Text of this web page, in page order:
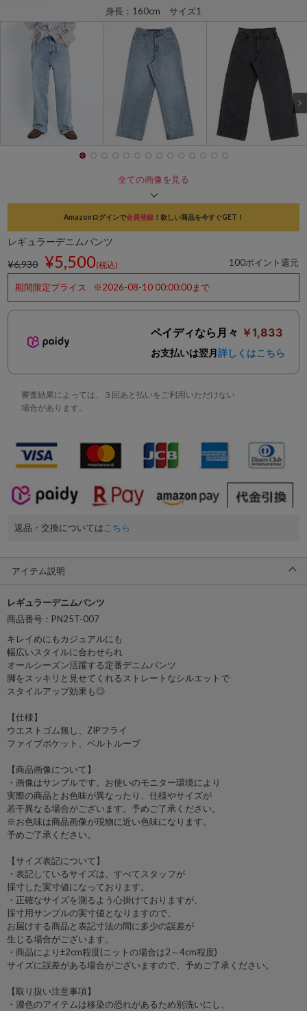
身長：160cm サイズ1
全ての画像を見る
Amazonログインで会員登録！欲しい商品を今すぐGET！
レギュラーデニムパンツ
¥6,930
¥5,500(税込) 100ポイント還元
期間限定プライス ※2026-08-10 00:00:00まで
ペイディなら月々 ￥1,833
お支払いは翌月 詳しくはこちら
審査結果によっては、３回あと払いをご利用いただけない
場合があります。
返品・交換についてはこちら
アイテム説明
レギュラーデニムパンツ
商品番号：PN25T-007
キレイめにもカジュアルにも
幅広いスタイルに合わせられ
オールシーズン活躍する定番デニムパンツ
脚をスッキリと見せてくれるストレートなシルエットで
スタイルアップ効果も◎
【仕様】
ウエストゴム無し、ZIPフライ
ファイブポケット、ベルトループ
【商品画像について】
・画像はサンプルです。お使いのモニター環境により
実際の商品とお色味が異なったり、仕様やサイズが
若干異なる場合がございます。予めご了承ください。
※お色味は商品画像が現物に近い色味になります。
予めご了承ください。
【サイズ表記について】
・表記しているサイズは、すべてスタッフが
採寸した実寸値になっております。
・正確なサイズを測るよう心掛けておりますが、
採寸用サンプルの実寸値となりますので、
お届けする商品と表記寸法の間に多少の誤差が
生じる場合がございます。
・商品により±2cm程度(ニットの場合は2～4cm程度)
サイズに誤差がある場合がございますので、予めご了承ください。
【取り扱い注意事項】
・濃色のアイテムは移染の恐れがあるため別洗いにし、